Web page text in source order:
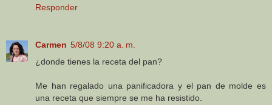
Responder
Carmen 5/8/08 9:20 a. m.
¿donde tienes la receta del pan?
Me han regalado una panificadora y el pan de molde es
una receta que siempre se me ha resistido.